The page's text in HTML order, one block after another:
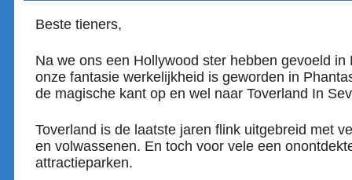
Beste tieners,
Na we ons een Hollywood ster hebben gevoeld
onze fantasie werkelijkheid is geworden in
de magische kant op en wel naar Toverland In
Toverland is de laatste jaren flink uitgebreid met
en volwassenen. En toch voor vele een
attractieparken.